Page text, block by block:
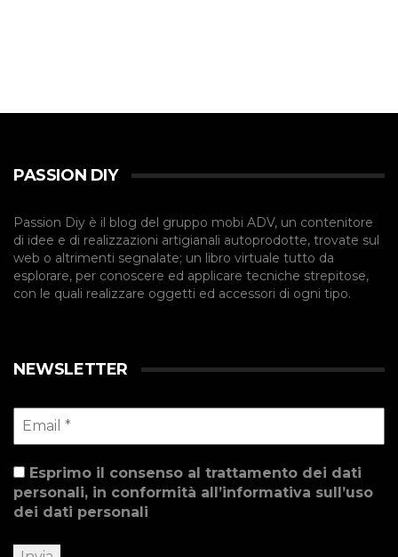
PASSION DIY
Passion Diy è il blog del gruppo mobi ADV, un contenitore
di idee e di realizzazioni artigianali autoprodotte, trovate sul
web o altrimenti segnalate; un libro virtuale tutto da
esplorare, per conoscere ed applicare tecniche strepitose,
con le quali realizzare oggetti ed accessori di ogni tipo.
NEWSLETTER
Esprimo il consenso al trattamento dei dati
personali, in conformità all’informativa sull’uso
dei dati personali